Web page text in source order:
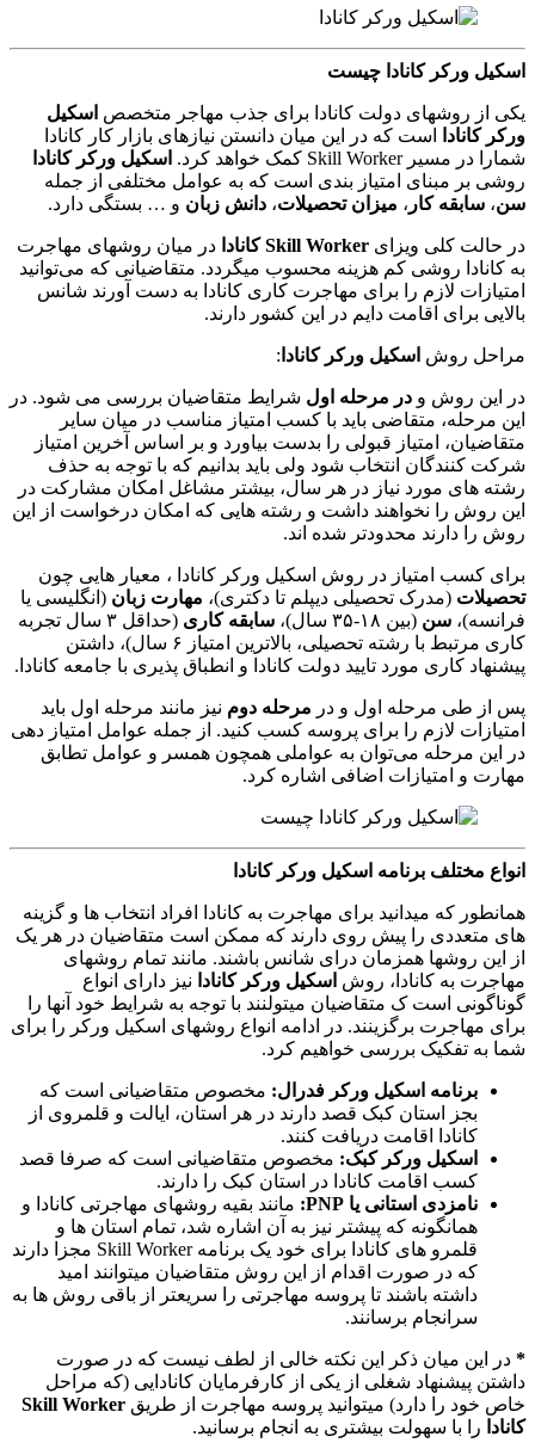
اسکیل ورکر کانادا چیست
یکی از روشهای دولت کانادا برای جذب مهاجر متخصص اسکیل
ورکر کانادا
است که در این میان دانستن نیازهای بازار کار کانادا
شمارا در مسیر Skill Worker کمک خواهد کرد.
اسکیل ورکر کانادا
روشی بر مبنای امتیاز بندی است که به عوامل مختلفی از جمله
سن، سابقه کار ، میزان تحصیلات، دانش زبان و … بستگی دارد.
در حالت کلی ویزای Skill Worker کانادا
در میان روشهای مهاجرت
به کانادا روشی کم هزینه محسوب میگردد. متقاضیانی که می‌توانید
امتیازات لازم را برای مهاجرت کاری کانادا به دست آورند شانس
بالایی برای اقامت دایم در این کشور دارند.
مراحل روش اسکیل ورکر کانادا :
در این روش و در مرحله اول شرایط متقاضیان بررسی می شود. در
این مرحله، متقاضی باید با کسب امتیاز مناسب در میان سایر
متقاضیان، امتیاز قبولی را بدست بیاورد و بر اساس آخرین امتیاز
شرکت کنندگان انتخاب شود ولی باید بدانیم که با توجه به حذف
رشته های مورد نیاز در هر سال، بیشتر مشاغل امکان مشارکت در
این روش را نخواهند داشت و رشته هایی که امکان درخواست از این
روش را دارند محدودتر شده اند.
برای کسب امتیاز در روش اسکیل ورکر کانادا ، معیار هایی چون
تحصیلات (مدرک تحصیلی دیپلم تا دکتری)، مهارت زبان (انگلیسی یا
فرانسه)، سن (بین ۱۸-۳۵ سال)، سابقه کاری
(حداقل ۳ سال تجربه
کاری مرتبط با رشته تحصیلی، بالاترین امتیاز ۶ سال)، داشتن
پیشنهاد کاری مورد تایید دولت کانادا و انطباق پذیری با جامعه کانادا.
پس از طی مرحله اول و در مرحله دوم نیز مانند مرحله اول باید
امتیازات لازم را برای پروسه کسب کنید. از جمله عوامل امتیاز دهی
در این مرحله می‌توان به عواملی همچون همسر و عوامل تطابق
مهارت و امتیازات اضافی اشاره کرد.
انواع مختلف برنامه اسکیل ورکر کانادا
همانطور که میدانید برای مهاجرت به کانادا افراد انتخاب ها و گزینه
های متعددی را پیش روی دارند که ممکن است متقاضیان در هر یک
از این روشها همزمان درای شانس باشند. مانند تمام روشهای
مهاجرت به کانادا، روش اسکیل ورکر کانادا نیز دارای انواع
گوناگونی است ک متقاضیان میتولنند با توجه به شرایط خود آنها را
برای مهاجرت برگزینند. در ادامه انواع روشهای اسکیل ورکر را برای
شما به تفکیک بررسی خواهیم کرد.
برنامه اسکیل ورکر فدرال: مخصوص متقاضیانی است که
بجز استان کبک قصد دارند در هر استان، ایالت و قلمروی از
کانادا اقامت دریافت کنند.
اسکیل ورکر کبک: مخصوص متقاضیانی است که صرفا قصد
کسب اقامت کانادا در استان کبک را دارند.
نامزدی استانی یا PNP:
مانند بقیه روشهای مهاجرتی کانادا و
همانگونه که پیشتر نیز به آن اشاره شد، تمام استان ها و
قلمرو های کانادا برای خود یک برنامه Skill Worker مجزا دارند
که در صورت اقدام از این روش متقاضیان میتوانند امید
داشته باشند تا پروسه مهاجرتی را سریعتر از باقی روش ها به
سرانجام برسانند.
* در این میان ذکر این نکته خالی از لطف نیست که در صورت
داشتن پیشنهاد شغلی از یکی از کارفرمایان کانادایی (که مراحل
خاص خود را دارد) میتوانید پروسه مهاجرت از طریق Skill Worker
کانادا را با سهولت بیشتری به انجام برسانید.